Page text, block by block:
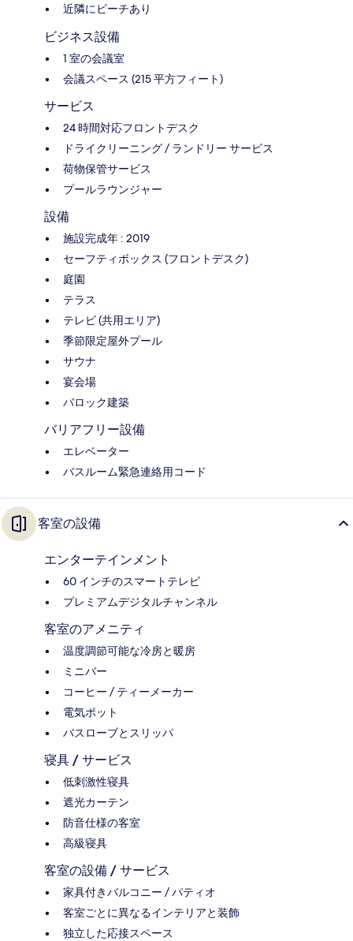
近隣にビーチあり
ビジネス設備
1 室の会議室
会議スペース (215 平方フィート)
サービス
24 時間対応フロントデスク
ドライクリーニング / ランドリー サービス
荷物保管サービス
プールラウンジャー
設備
施設完成年 : 2019
セーフティボックス (フロントデスク)
庭園
テラス
テレビ (共用エリア)
季節限定屋外プール
サウナ
宴会場
バロック建築
バリアフリー設備
エレベーター
バスルーム緊急連絡用コード
客室の設備
エンターテインメント
60 インチのスマートテレビ
プレミアムデジタルチャンネル
客室のアメニティ
温度調節可能な冷房と暖房
ミニバー
コーヒー / ティーメーカー
電気ポット
バスローブとスリッパ
寝具 / サービス
低刺激性寝具
遮光カーテン
防音仕様の客室
高級寝具
客室の設備 / サービス
家具付きバルコニー / パティオ
客室ごとに異なるインテリアと装飾
独立した応接スペース